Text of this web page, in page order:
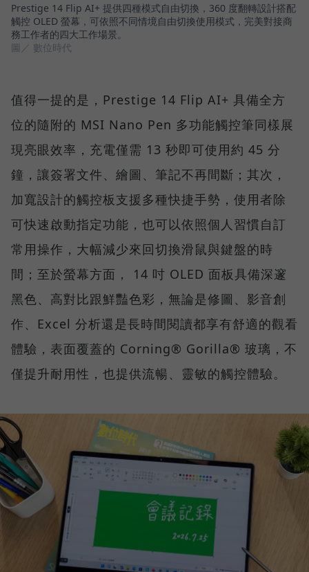
Prestige 14 Flip AI+ 提供四種模式自由切換，360 度翻轉設計搭配
觸控 OLED 螢幕，可依照不同情境自由切換使用模式，完美對接商
務工作者的四大工作場景。
圖／ 數位時代
值得一提的是，Prestige 14 Flip AI+ 具備全方
位的隨附的 MSI Nano Pen 多功能觸控筆同樣展
現亮眼效率，充電僅需 13 秒即可使用約 45 分
鐘，讓簽署文件、繪圖、筆記不再間斷；其次，
加寬設計的觸控板支援多種快捷手勢，使用者除
可快速啟動指定功能，也可以依照個人習慣自訂
常用操作，大幅減少來回切換滑鼠與鍵盤的時
間；至於螢幕方面， 14 吋 OLED 面板具備深邃
黑色、高對比跟鮮豔色彩，無論是修圖、影音創
作、Excel 分析還是長時間閱讀都享有舒適的觀看
體驗，表面覆蓋的 Corning® Gorilla® 玻璃，不
僅提升耐用性，也提供流暢、靈敏的觸控體驗。